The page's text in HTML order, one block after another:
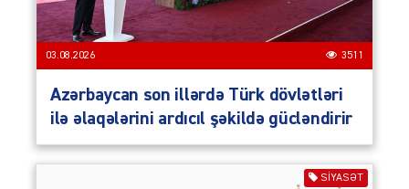
03.08.2026 3511
Azərbaycan son illərdə Türk dövlətləri
ilə əlaqələrini ardıcıl şəkildə gücləndirir
SIYASƏT